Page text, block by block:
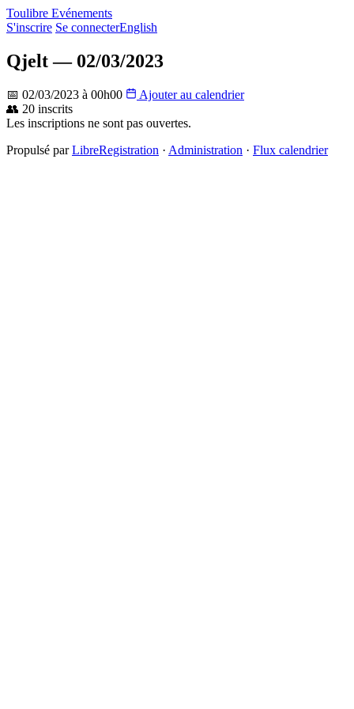
Toulibre Evénements
S'inscrire Se connecterEnglish
Qjelt — 02/03/2023
📅 02/03/2023 à 00h00
Ajouter au calendrier
👥 20 inscrits
Les inscriptions ne sont pas ouvertes.
Propulsé parLibreRegistration · Administration · Flux calendrier